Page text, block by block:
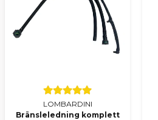
LOMBARDINI
Bränsleledning komplett